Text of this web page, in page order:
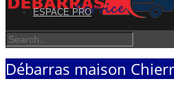
ESPACE PRO
Débarras maison